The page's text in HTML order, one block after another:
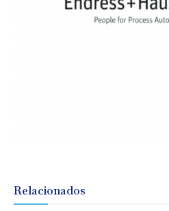
Relacionados